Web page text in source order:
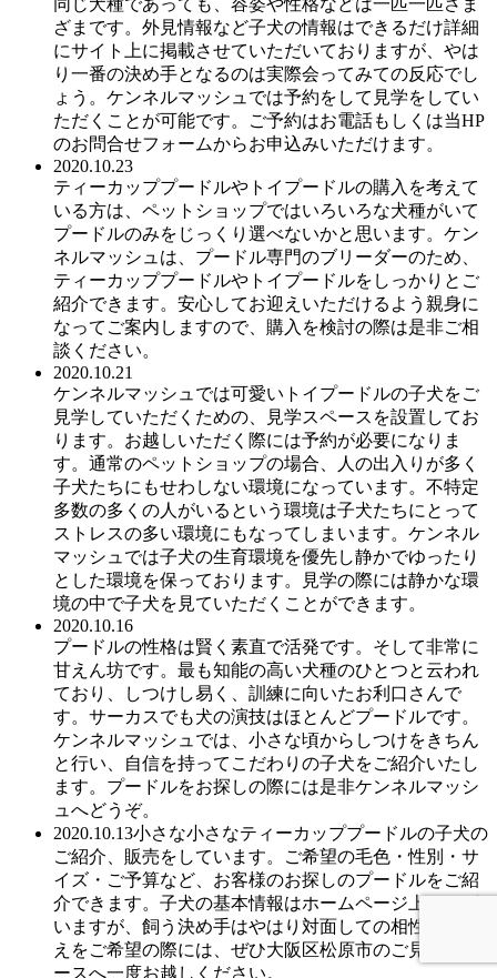
ざまです。外見情報など子犬の情報はできるだけ詳細
にサイト上に掲載させていただいておりますが、やは
り一番の決め手となるのは実際会ってみての反応でし
ょう。ケンネルマッシュでは予約をして見学をしてい
ただくことが可能です。ご予約はお電話もしくは当HP
のお問合せフォームからお申込みいただけます。
2020.10.23
ティーカッププードルやトイプードルの購入を考えて
いる方は、ペットショップではいろいろな犬種がいて
プードルのみをじっくり選べないかと思います。ケン
ネルマッシュは、プードル専門のブリーダーのため、
ティーカッププードルやトイプードルをしっかりとご
紹介できます。安心してお迎えいただけるよう親身に
なってご案内しますので、購入を検討の際は是非ご相
談ください。
2020.10.21
ケンネルマッシュでは可愛いトイプードルの子犬をご
見学していただくための、見学スペースを設置してお
ります。お越しいただく際には予約が必要になりま
す。通常のペットショップの場合、人の出入りが多く
子犬たちにもせわしない環境になっています。不特定
多数の多くの人がいるという環境は子犬たちにとって
ストレスの多い環境にもなってしまいます。ケンネル
マッシュでは子犬の生育環境を優先し静かでゆったり
とした環境を保っております。見学の際には静かな環
境の中で子犬を見ていただくことができます。
2020.10.16
プードルの性格は賢く素直で活発です。そして非常に
甘えん坊です。最も知能の高い犬種のひとつと云われ
ており、しつけし易く、訓練に向いたお利口さんで
す。サーカスでも犬の演技はほとんどプードルです。
ケンネルマッシュでは、小さな頃からしつけをきちん
と行い、自信を持ってこだわりの子犬をご紹介いたし
ます。プードルをお探しの際には是非ケンネルマッシ
ュへどうぞ。
2020.10.13小さな小さなティーカッププードルの子犬の
ご紹介、販売をしています。ご希望の毛色・性別・サ
イズ・ご予算など、お客様のお探しのプードルをご紹
介できます。子犬の基本情報はホームページ上にござ
いますが、飼う決め手はやはり対面しての相性。お迎
えをご希望の際には、ぜひ大阪区松原市のご見学スペ
ースへ一度お越しください。